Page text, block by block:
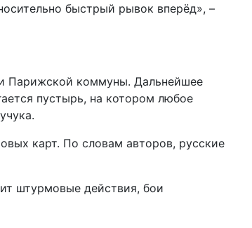
быстрый рывок вперёд», –
Парижской коммуны. Дальнейшее
пустырь, на котором любое
карт. По словам авторов, русские
штурмовые действия, бои